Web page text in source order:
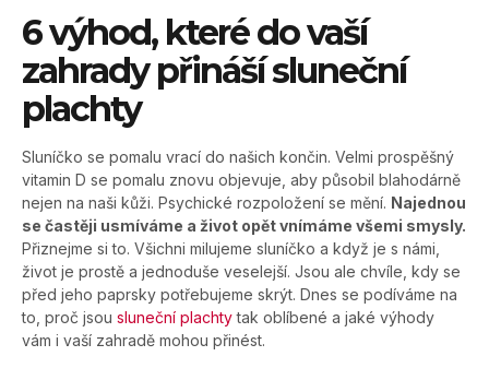
6 výhod, které do vaší
zahrady přináší sluneční
plachty
Sluníčko se pomalu vrací do našich končin. Velmi prospěšný
vitamin D se pomalu znovu objevuje, aby působil blahodárně
nejen na naši kůži. Psychické rozpoložení se mění. Najednou
se častěji usmíváme a život opět vnímáme všemi smysly.
Přiznejme si to. Všichni milujeme sluníčko a když je s námi,
život je prostě a jednoduše veselejší. Jsou ale chvíle, kdy se
před jeho paprsky potřebujeme skrýt. Dnes se podíváme na
to, proč jsou sluneční plachtytak oblíbené a jaké výhody
vám i vaší zahradě mohou přinést.